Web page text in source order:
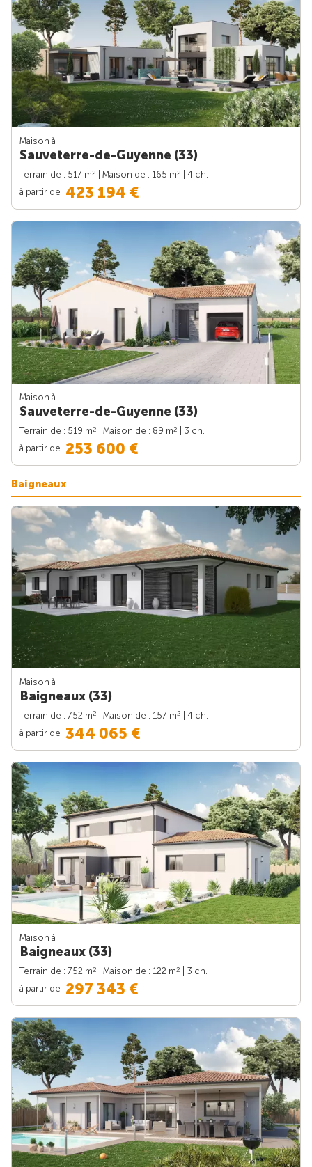
Maison à
Sauveterre-de-Guyenne (33)
Terrain de : 517 m2 | Maison de : 165 m2
| 4 ch.
à partir de 423 194 €
Maison à
Sauveterre-de-Guyenne (33)
Terrain de : 519 m2 | Maison de : 89 m2
| 3 ch.
à partir de 253 600 €
Baigneaux
Maison à
Baigneaux (33)
Terrain de : 752 m2 | Maison de : 157 m2
| 4 ch.
à partir de 344 065 €
Maison à
Baigneaux (33)
Terrain de : 752 m2 | Maison de : 122 m2
| 3 ch.
à partir de 297 343 €